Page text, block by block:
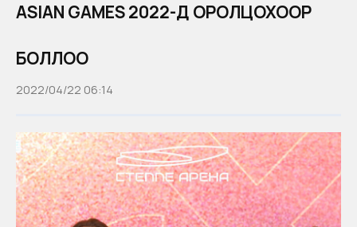
ASIAN GAMES 2022-Д ОРОЛЦОХООР
БОЛЛОО
2022/04/22 06:14